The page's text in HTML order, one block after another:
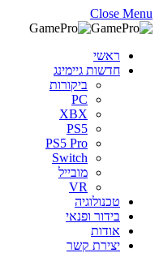
Close Menu
ראשי
חדשות גיימינג
ביקורות
PC
XBX
PS5
PS5 Pro
Switch
מובייל
VR
טכנולוגיה
בידור ופנאי
אודות
יצירת קשר